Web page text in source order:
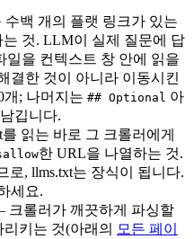
백 개의 플랫 링크가 있는
는 것. LLM이 실제 질문에 답
일을 컨텍스트 창 안에 읽을
결한 것이 아니라 이동시킨
개; 나머지는 ## Optional 아
깁니다.
읽는 바로 그 크롤러에게
한 URL을 나열하는 것.
로, llms.txt는 장식이 됩니다.
세요.
크롤러가 깨끗하게 파싱할
키는 것(아래의
모든 페이